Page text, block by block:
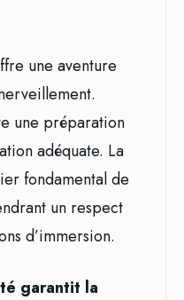
une aventure
une préparation
adéquate. La
fondamental de
un respect
d’immersion.
garantit la